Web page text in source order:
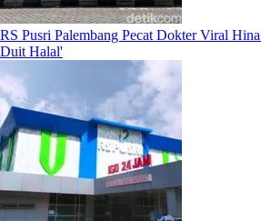
RS Pusri Palembang Pecat Dokter Viral
Duit Halal'